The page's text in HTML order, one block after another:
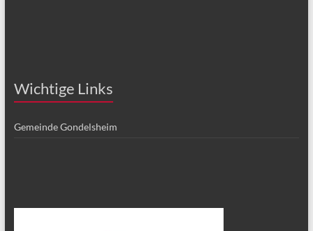
Wichtige Links
Gemeinde Gondelsheim